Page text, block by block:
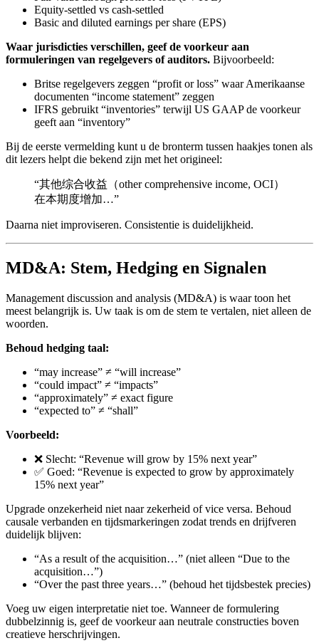
Equity-settled vs cash-settled
Basic and diluted earnings per share (EPS)
Waar jurisdicties verschillen, geef de voorkeur aan
formuleringen van regelgevers of auditors. Bijvoorbeeld:
Britse regelgevers zeggen “profit or loss” waar Amerikaanse
documenten “income statement” zeggen
IFRS gebruikt “inventories” terwijl US GAAP de voorkeur
geeft aan “inventory”
Bij de eerste vermelding kunt u de bronterm tussen haakjes tonen als
dit lezers helpt die bekend zijn met het origineel:
“其他综合收益（other comprehensive income, OCI）
在本期度增加…”
Daarna niet improviseren. Consistentie is duidelijkheid.
MD&A: Stem, Hedging en Signalen
Management discussion and analysis (MD&A) is waar toon het
meest belangrijk is. Uw taak is om de stem te vertalen, niet alleen de
woorden.
Behoud hedging taal:
“may increase” ≠ “will increase”
“could impact” ≠ “impacts”
“approximately” ≠ exact figure
“expected to” ≠ “shall”
Voorbeeld:
❌ Slecht: “Revenue will grow by 15% next year”
✅ Goed: “Revenue is expected to grow by approximately
15% next year”
Upgrade onzekerheid niet naar zekerheid of vice versa. Behoud
causale verbanden en tijdsmarkeringen zodat trends en drijfveren
duidelijk blijven:
“As a result of the acquisition…” (niet alleen “Due to the
acquisition…”)
“Over the past three years…” (behoud het tijdsbestek precies)
Voeg uw eigen interpretatie niet toe. Wanneer de formulering
dubbelzinnig is, geef de voorkeur aan neutrale constructies boven
creatieve herschrijvingen.